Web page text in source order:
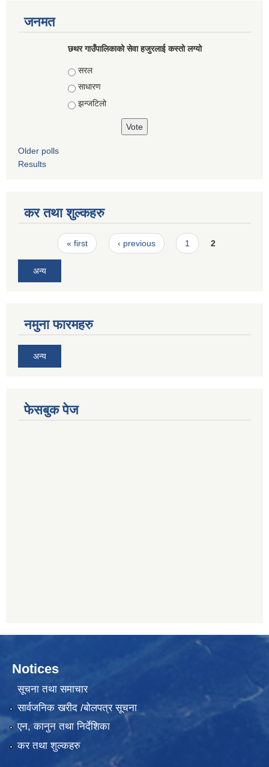
जनमत
छथर गाउँपालिकाको सेवा हजुरलाई कस्तो लग्यो
Choices
सरल
साधारण
झन्जटिलो
Older polls
Results
कर तथा शुल्कहरु
Pages« first ‹ previous 1 2
अन्य
नमुना फारमहरु
अन्य
फेसबुक पेज
Notices
सूचना तथा समाचार
सार्वजनिक खरीद /बोलपत्र सूचना
एन, कानुन तथा निर्देशिका
कर तथा शुल्कहरु